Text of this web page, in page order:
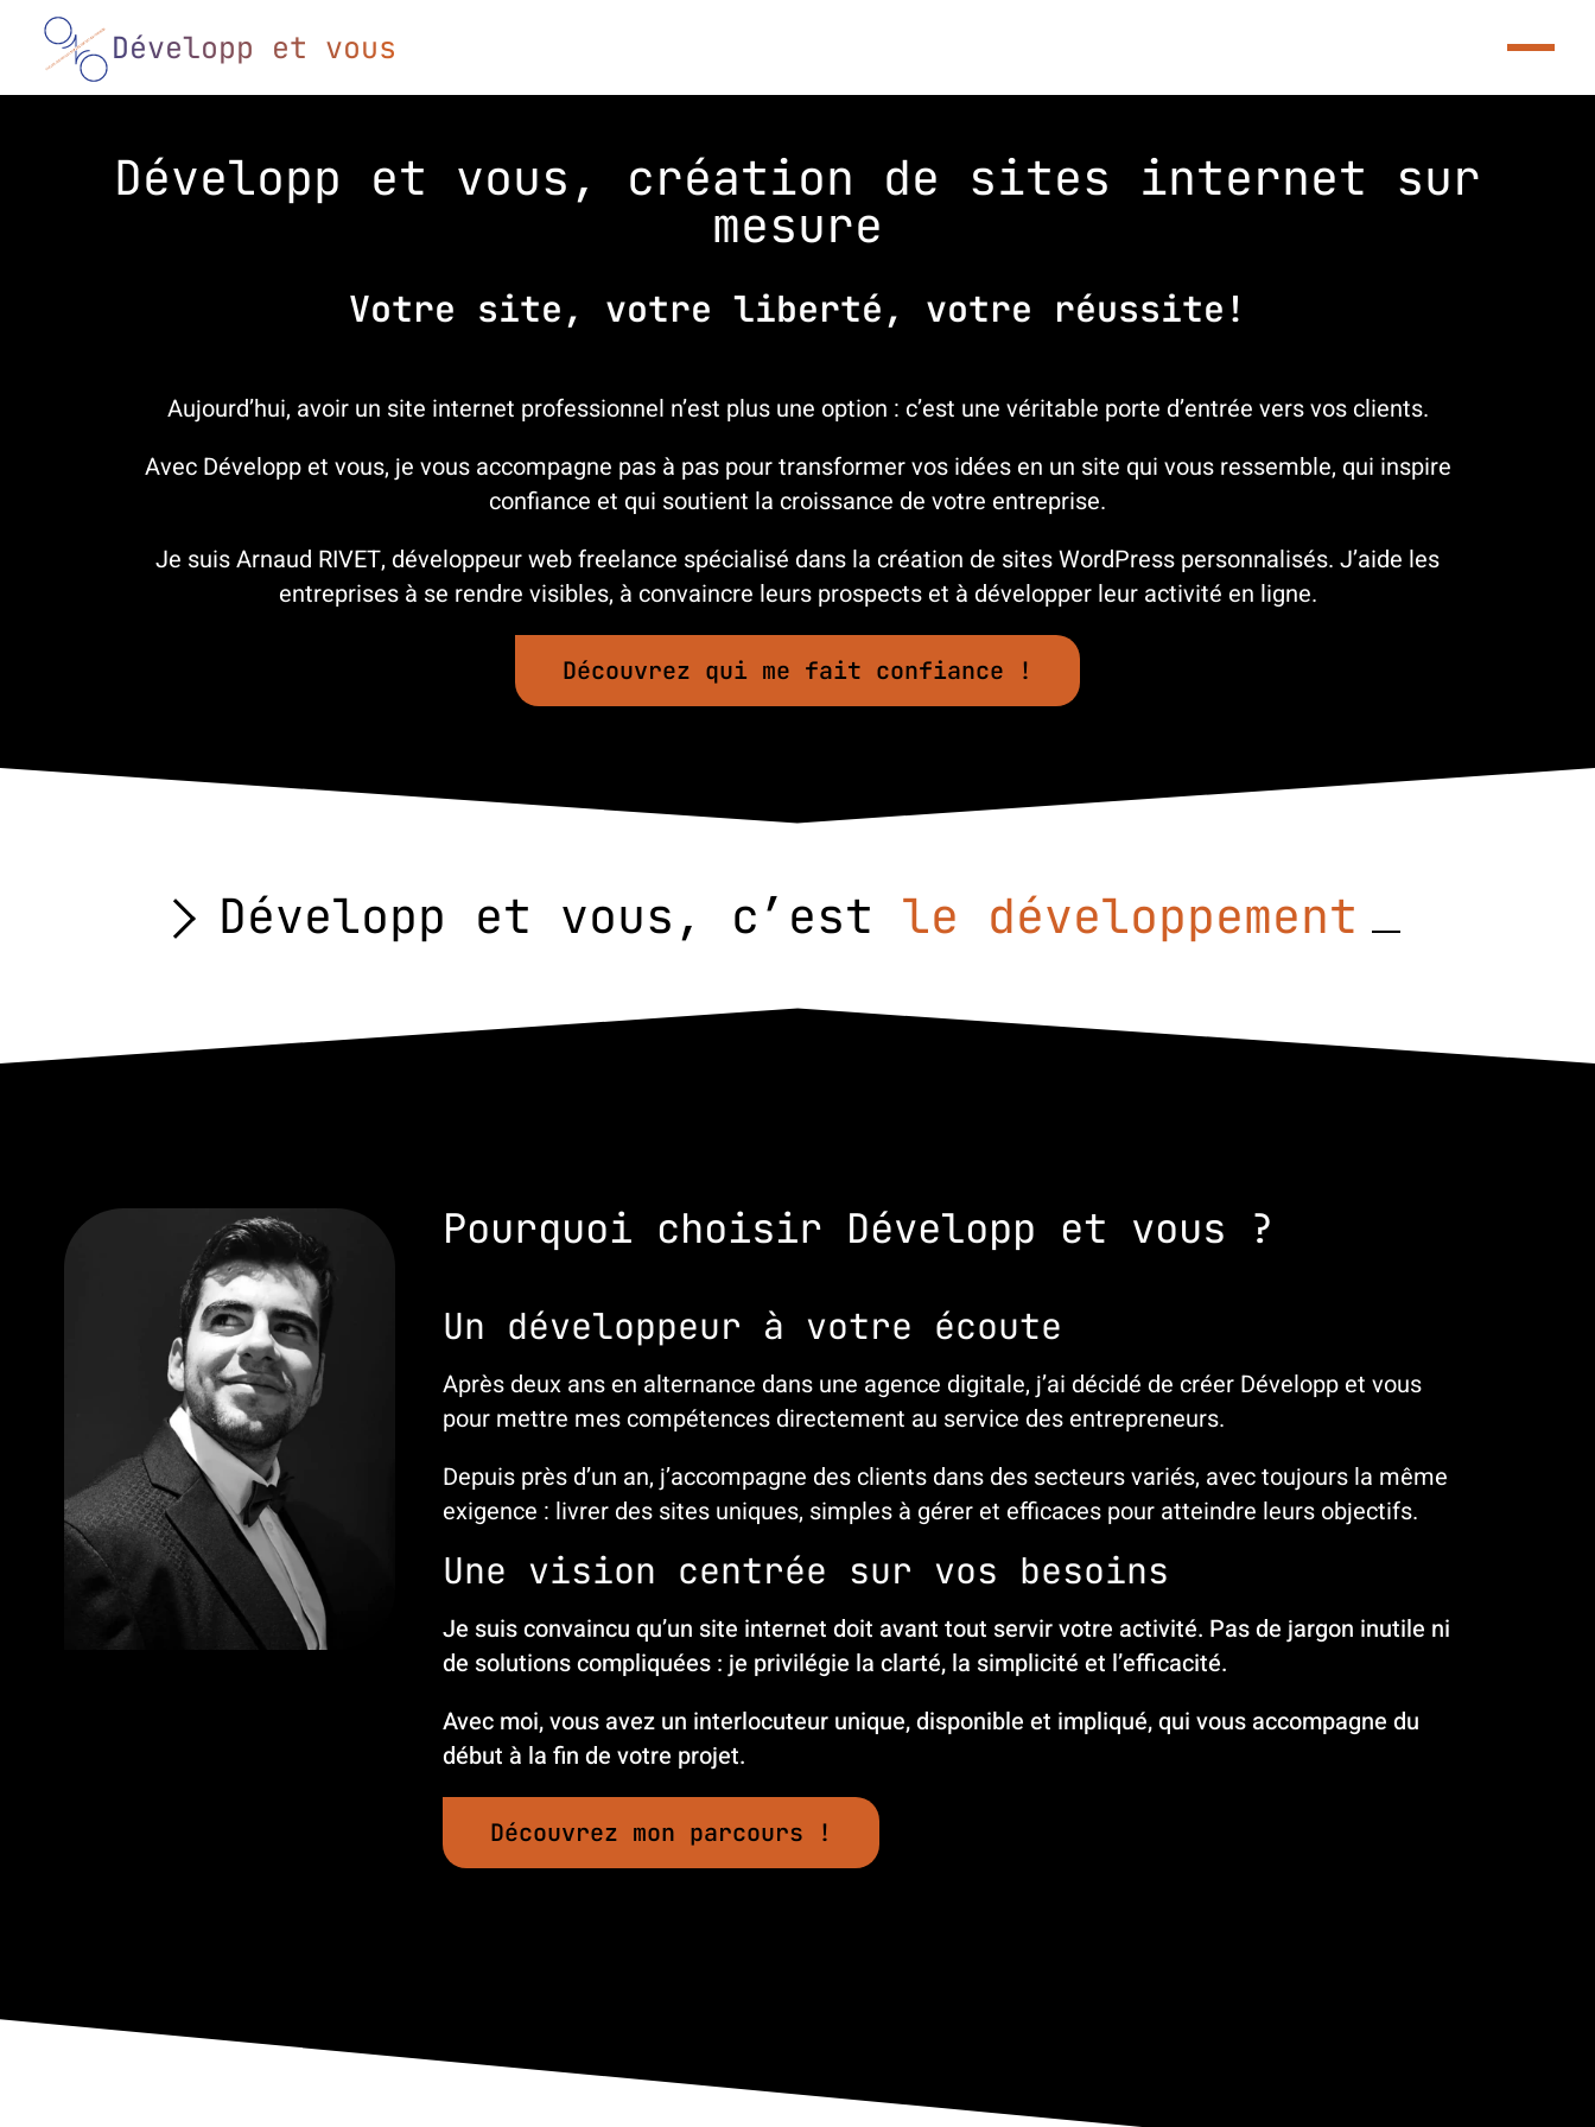
Développ et vous
Développ et vous, création de sites internet sur
mesure
Votre site, votre liberté, votre réussite!
Aujourd’hui, avoir un site internet professionnel n’est plus une option : c’est une véritable porte d’entrée vers vos clients.
Avec Développ et vous, je vous accompagne pas à pas pour transformer vos idées en un site qui vous ressemble, qui inspire
confiance et qui soutient la croissance de votre entreprise.
Je suis Arnaud RIVET, développeur web freelance spécialisé dans la création de sites WordPress personnalisés. J’aide les
entreprises à se rendre visibles, à convaincre leurs prospects et à développer leur activité en ligne.
Découvrez qui me fait confiance !
Développ et vous, c’est le p
Pourquoi choisir Développ et vous ?
Un développeur à votre écoute
Après deux ans en alternance dans une agence digitale, j’ai décidé de créer Développ et vous
pour mettre mes compétences directement au service des entrepreneurs.
Depuis près d’un an, j’accompagne des clients dans des secteurs variés, avec toujours la même
exigence : livrer des sites uniques, simples à gérer et efficaces pour atteindre leurs objectifs.
Une vision centrée sur vos besoins
Je suis convaincu qu’un site internet doit avant tout servir votre activité. Pas de jargon inutile ni
de solutions compliquées : je privilégie la clarté, la simplicité et l’efficacité.
Avec moi, vous avez un interlocuteur unique, disponible et impliqué, qui vous accompagne du
début à la fin de votre projet.
Découvrez mon parcours !